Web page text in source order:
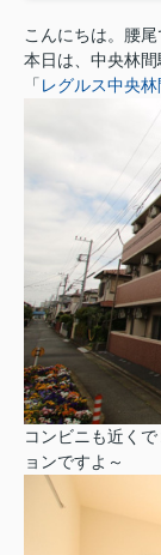
こんにちは。腰尾
本日は、中央林
「 レグルス中央林
コンビニも近く
ョンですよ～